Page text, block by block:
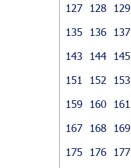
127
128 129
135
136 137
143
144 145
151
152 153
159
160 161
167
168 169
175
176 177